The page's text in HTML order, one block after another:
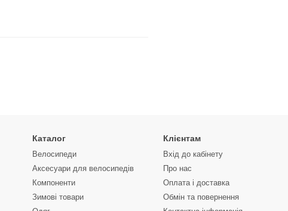
Каталог
Велосипеди
Аксесуари для велосипедів
Компоненти
Зимові товари
Клієнтам
Вхід до кабінету
Про нас
Оплата і доставка
Обмін та повернення